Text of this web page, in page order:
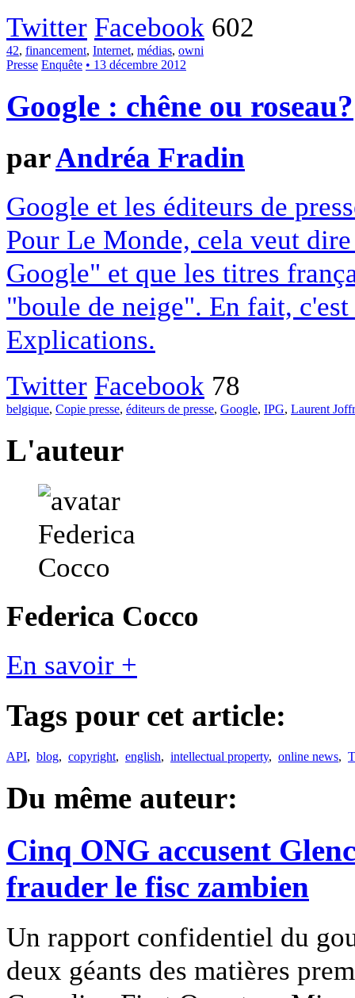
Twitter Facebook 602
42, financement, Internet, médias, owni
Presse Enquête • 13 décembre 2012
Google : chêne ou roseau?
parAndréa Fradin
Google et les éditeurs de
Pour Le Monde, cela veut
Google" et que les titres
"boule de neige". En fait,
Explications.
Twitter Facebook 78
belgique, Copie presse, éditeurs de presse, Google, IPG, Laurent
L'auteur
Federica Cocco
En savoir +
Tags pour cet article:
API, blog, copyright, english, intellectual property, online news,
Du même auteur:
Cinq ONG accusent
frauder le fisc zambien
Un rapport confidentiel du
deux géants des matières